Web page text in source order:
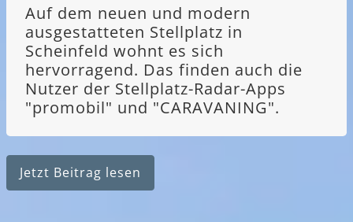
Auf dem neuen und modern
ausgestatteten Stellplatz in
Scheinfeld wohnt es sich
hervorragend. Das finden auch die
Nutzer der Stellplatz-Radar-Apps
"promobil" und "CARAVANING".
Jetzt Beitrag lesen